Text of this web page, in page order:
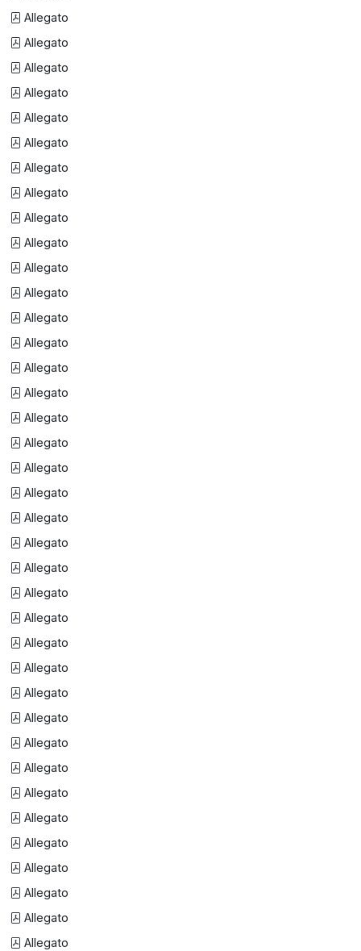
Allegato
Allegato
Allegato
Allegato
Allegato
Allegato
Allegato
Allegato
Allegato
Allegato
Allegato
Allegato
Allegato
Allegato
Allegato
Allegato
Allegato
Allegato
Allegato
Allegato
Allegato
Allegato
Allegato
Allegato
Allegato
Allegato
Allegato
Allegato
Allegato
Allegato
Allegato
Allegato
Allegato
Allegato
Allegato
Allegato
Allegato
Allegato